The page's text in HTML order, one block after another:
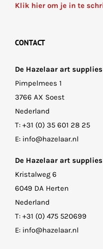
Klik hier om je in te
CONTACT
De Hazelaar art supplies
Pimpelmees 1
3766 AX Soest
Nederland
T: +31 (0) 35 601 28 25
E: info@hazelaar.nl
De Hazelaar art supplies
Kristalweg 6
6049 DA Herten
Nederland
T: +31 (0) 475 520699
E: info@hazelaar.nl